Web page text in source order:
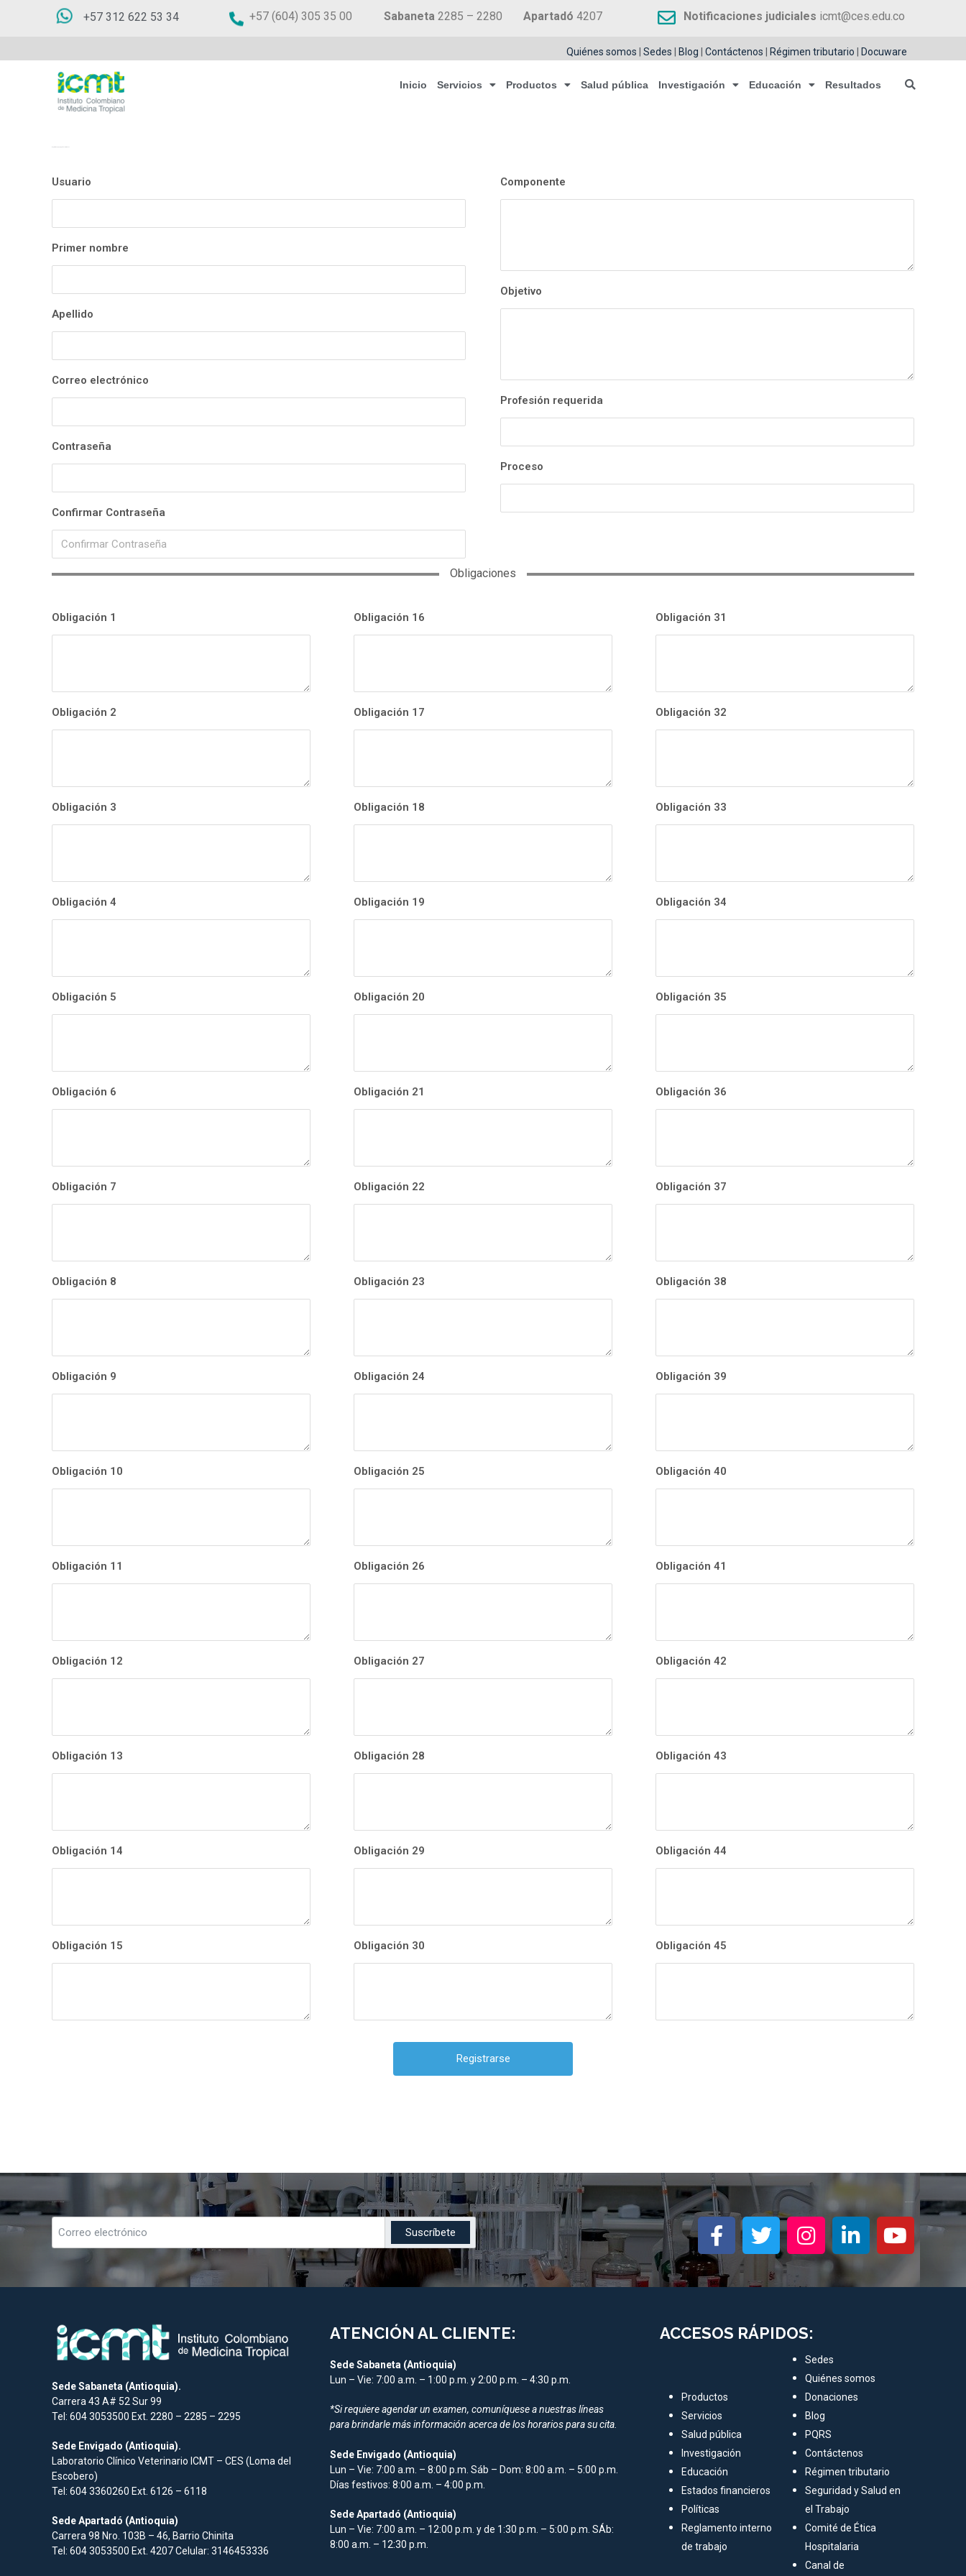
+57 312 622 53 34 +57 (604) 305 35 00 Sabaneta 2285 – 2280 Apartadó 4207 Notificaciones judiciales icmt@ces.edu.co
Quiénes somos Sedes Blog Contáctenos Régimen tributario Docuware
Inicio Servicios Productos Salud pública Investigación Educación Resultados
Usuario
Primer nombre
Apellido
Correo electrónico
Contraseña
Confirmar Contraseña
Componente
Objetivo
Profesión requerida
Proceso
Obligaciones
Obligación 1
Obligación 2
Obligación 3
Obligación 4
Obligación 5
Obligación 6
Obligación 7
Obligación 8
Obligación 9
Obligación 10
Obligación 11
Obligación 12
Obligación 13
Obligación 14
Obligación 15
Obligación 16
Obligación 17
Obligación 18
Obligación 19
Obligación 20
Obligación 21
Obligación 22
Obligación 23
Obligación 24
Obligación 25
Obligación 26
Obligación 27
Obligación 28
Obligación 29
Obligación 30
Obligación 31
Obligación 32
Obligación 33
Obligación 34
Obligación 35
Obligación 36
Obligación 37
Obligación 38
Obligación 39
Obligación 40
Obligación 41
Obligación 42
Obligación 43
Obligación 44
Obligación 45
Sede Sabaneta (Antioquia).
Carrera 43 A# 52 Sur 99
Tel: 604 3053500 Ext. 2280 – 2285 – 2295
Sede Envigado (Antioquia).
Laboratorio Clínico Veterinario ICMT – CES (Loma del
Escobero)
Tel: 604 3360260 Ext. 6126 – 6118
Sede Apartadó (Antioquia)
Carrera 98 Nro. 103B – 46, Barrio Chinita
Tel: 604 3053500 Ext. 4207 Celular: 3146453336
ATENCIÓN AL CLIENTE:
Sede Sabaneta (Antioquia)
Lun – Vie: 7:00 a.m. – 1:00 p.m. y 2:00 p.m. – 4:30 p.m.
*Si requiere agendar un examen, comuníquese a nuestras líneas
para brindarle más información acerca de los horarios para su cita.
Sede Envigado (Antioquia)
Lun – Vie: 7:00 a.m. – 8:00 p.m. Sáb – Dom: 8:00 a.m. – 5:00 p.m.
Días festivos: 8:00 a.m. – 4:00 p.m.
Sede Apartadó (Antioquia)
Lun – Vie: 7:00 a.m. – 12:00 p.m. y de 1:30 p.m. – 5:00 p.m. SÁb:
8:00 a.m. – 12:30 p.m.
ACCESOS RÁPIDOS:
Productos
Servicios
Salud pública
Investigación
Educación
Estados financieros
Políticas
Reglamento interno
de trabajo
Sedes
Quiénes somos
Donaciones
Blog
PQRS
Contáctenos
Régimen tributario
Seguridad y Salud en
el Trabajo
Comité de Ética
Hospitalaria
Canal de